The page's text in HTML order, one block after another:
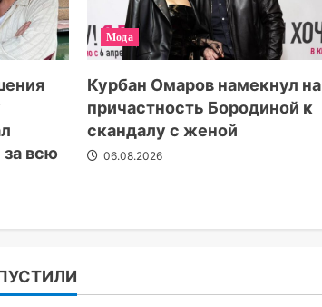
всю
Мода
Курбан Омаров намекнул на
причастность Бородиной к
скандалу с женой
06.08.2026